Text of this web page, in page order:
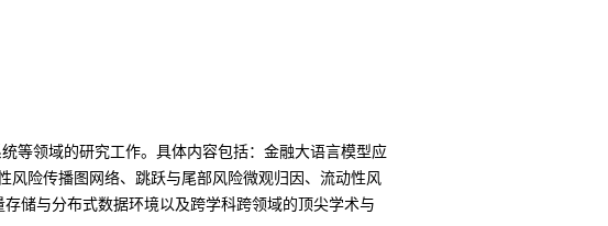
等领域的研究工作。 具体内容包括：金融大语言模型应
风险传播图网络、跳跃与尾部风险微观归因、流动性风
储与分布式数据环境以及跨学科跨领域的顶尖学术与